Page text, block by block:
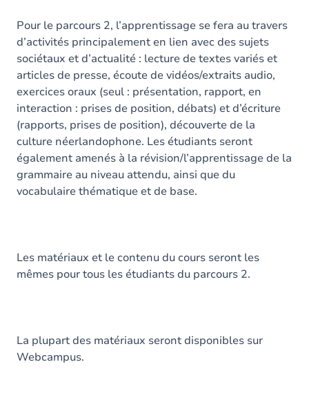
Pour le parcours 2, l’apprentissage se fera au travers
d’activités principalement en lien avec des sujets
sociétaux et d’actualité : lecture de textes variés et
articles de presse, écoute de vidéos/extraits audio,
exercices oraux (seul : présentation, rapport, en
interaction : prises de position, débats) et d’écriture
(rapports, prises de position), découverte de la
culture néerlandophone. Les étudiants seront
également amenés à la révision/l’apprentissage de la
grammaire au niveau attendu, ainsi que du
vocabulaire thématique et de base.
Les matériaux et le contenu du cours seront les
mêmes pour tous les étudiants du parcours 2.
La plupart des matériaux seront disponibles sur
Webcampus.